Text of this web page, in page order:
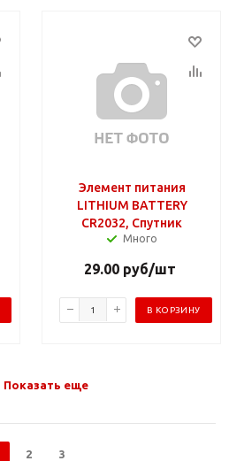
Элемент питания
LITHIUM BATTERY
CR2032, Спутник
Много
29.00 руб/шт
В КОРЗИНУ
Показать еще
2 3